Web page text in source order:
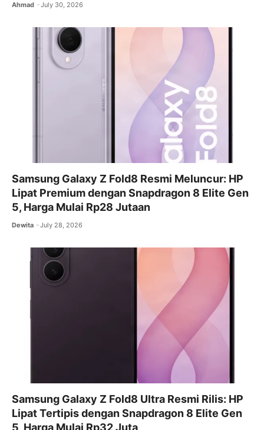
Ahmad July 30, 2026
Samsung Galaxy Z Fold8 Resmi Meluncur: HP
Lipat Premium dengan Snapdragon 8 Elite Gen
5, Harga Mulai Rp28 Jutaan
Dewita July 28, 2026
Samsung Galaxy Z Fold8 Ultra Resmi Rilis: HP
Lipat Tertipis dengan Snapdragon 8 Elite Gen
5, Harga Mulai Rp32 Juta